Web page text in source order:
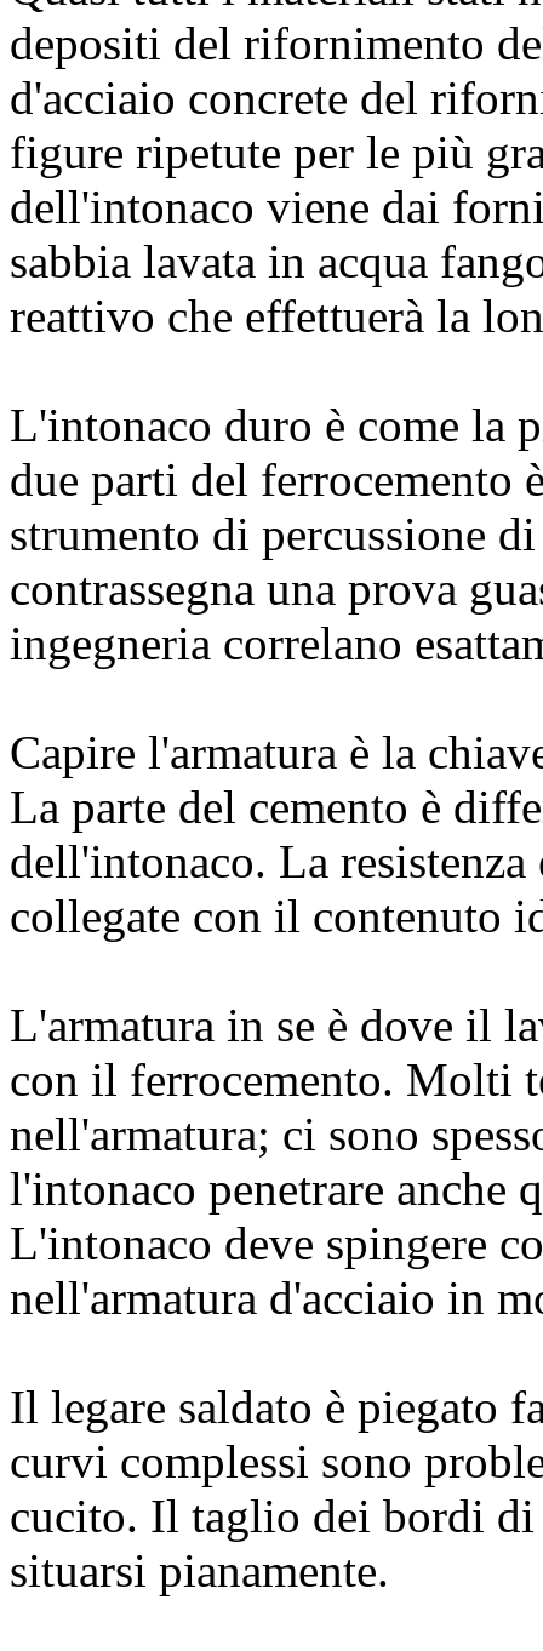
depositi del rifornimento
d'acciaio concrete del
figure ripetute per le più
dell'intonaco viene dai
sabbia lavata in acqua
reattivo che effettuerà la
L'intonaco duro è come la
due parti del ferrocemento
strumento di percussione
contrassegna una prova
ingegneria correlano
Capire l'armatura è la
La parte del cemento è
dell'intonaco. La
collegate con il contenuto
L'armatura in se è dove il
con il ferrocemento. Molti
nell'armatura; ci sono
l'intonaco penetrare anche
L'intonaco deve spingere
nell'armatura d'acciaio in
Il legare saldato è piegato
curvi complessi sono
cucito. Il taglio dei bordi di
situarsi pianamente.